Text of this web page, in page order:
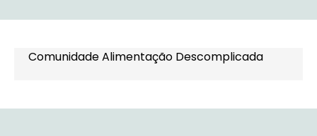
Comunidade Alimentação Descomplicada